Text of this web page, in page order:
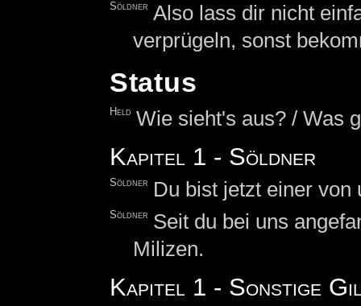
Söldner Also lass dir nicht
verprügeln, sonst
Status
Held Wie sieht's aus? / Was
Kapitel 1 - Söldner
Söldner Du bist jetzt einer von
Söldner Seit du bei uns
Milizen.
Kapitel 1 - Sonstige